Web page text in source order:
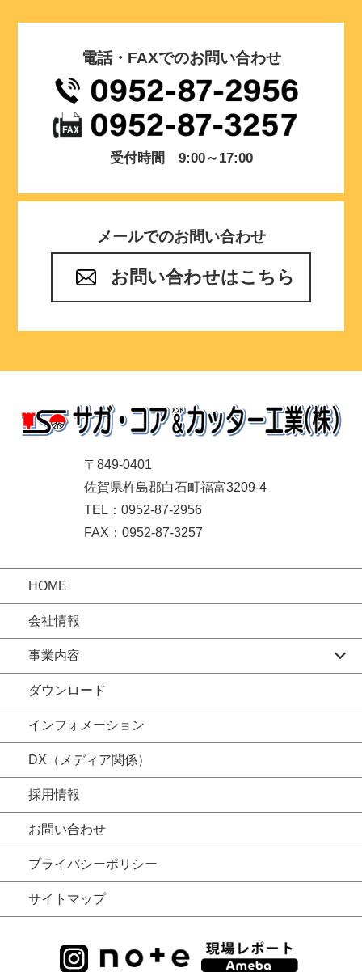
電話・FAXでのお問い合わせ
受付時間 9:00～17:00
メールでのお問い合わせ
お問い合わせはこちら
〒849-0401
佐賀県杵島郡白石町福富3209-4
TEL：0952-87-2956
FAX：0952-87-3257
HOME
会社情報
事業内容
ダウンロード
インフォメーション
DX（メディア関係）
採用情報
お問い合わせ
プライバシーポリシー
サイトマップ